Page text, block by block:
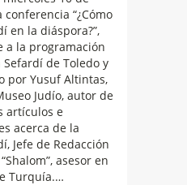
“¿Cómo
en la diáspora?”,
a la programación
Sefardí de Toledo y
por Yusuf Altintas,
Judío, autor de
artículos e
acerca de la
Jefe de Redacción
asesor en
Turquía.…
e